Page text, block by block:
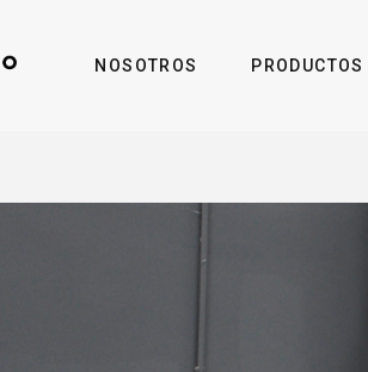
NOSOTROS PRODUCTOS